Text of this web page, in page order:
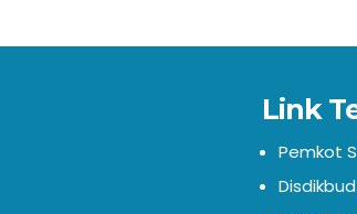
Link
Pemkot